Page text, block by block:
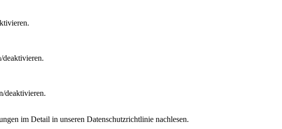
deaktivieren.
im Detail in unseren Datenschutzrichtlinie nachlesen.